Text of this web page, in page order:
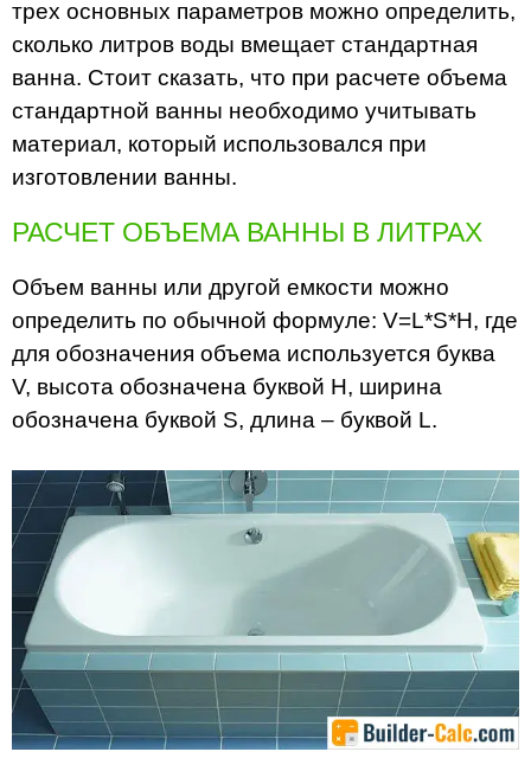
трех основных параметров можно определить,
сколько литров воды вмещает стандартная
ванна. Стоит сказать, что при расчете объема
стандартной ванны необходимо учитывать
материал, который использовался при
изготовлении ванны.
РАСЧЕТ ОБЪЕМА ВАННЫ В ЛИТРАХ
Объем ванны или другой емкости можно
определить по обычной формуле: V=L*S*H, где
для обозначения объема используется буква
V, высота обозначена буквой Н, ширина
обозначена буквой S, длина – буквой L.